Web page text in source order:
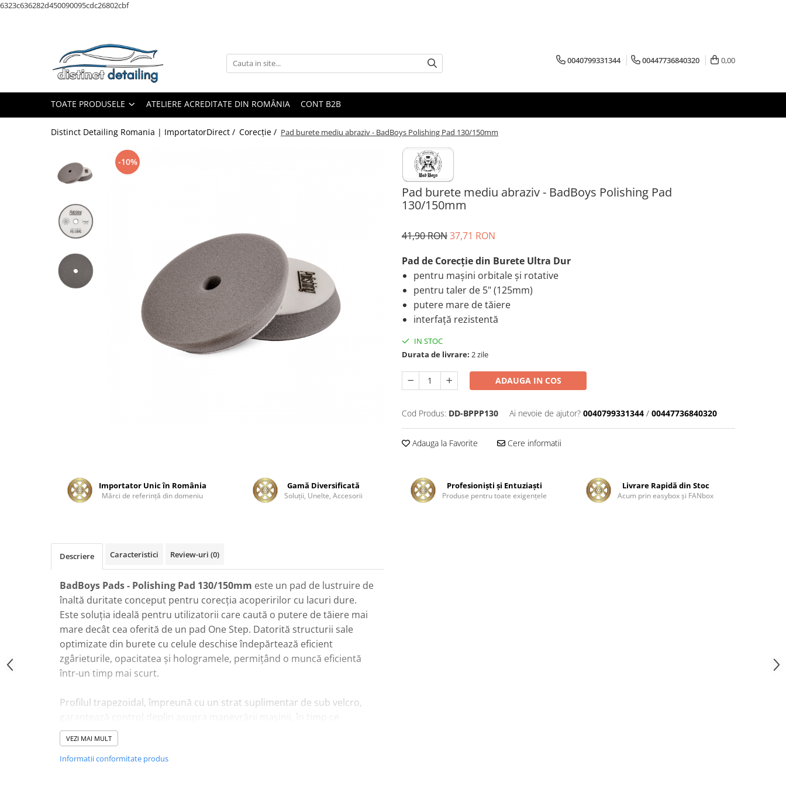
6323c636282d450090095cdc26802cbf
Aparate şi Unelte
Unelte Tornador®
Piese de Schimb Tornador®
Talere şi Piese de Schimb
Pre-Spălare şi Spălare
Decontaminare
Jante şi Anvelope
Compartiment Motor
Sticlă / Geamuri
Tratament Plastice
Recondiţionare Piele
Lavete Microfibră
Aplicatoare Microfibră
0040799331344 00447736840320 0,00
TOATE PRODUSELE ATELIERE ACREDITATE DIN ROMÂNIA CONT B2B
Distinct Detailing Romania | ImportatorDirect / Corecţie / Pad burete mediu abraziv - BadBoys Polishing Pad 130/150mm
Pad burete mediu abraziv - BadBoys Polishing Pad
130/150mm
-10%
41,90 RON37,71 RON
Pad de Corecţie din Burete Ultra Dur
pentru maşini orbitale şi rotative
pentru taler de 5" (125mm)
putere mare de tăiere
interfaţă rezistentă
IN STOC
Durata de livrare: 2 zile
ADAUGA IN COS
Cod Produs: DD-BPPP130 Ai nevoie de ajutor? 0040799331344 / 00447736840320
Adauga la Favorite Cere informatii
Importator Unic în România
Mărci de referinţă din domeniu
Gamă Diversificată
Soluţii, Unelte, Accesorii
Profesionişti şi Entuziaşti
Produse pentru toate exigenţele
Livrare Rapidă din Stoc
Acum prin easybox şi FANbox
Descriere Caracteristici Review-uri (0)
BadBoys Pads - Polishing Pad 130/150mm este un pad de lustruire de
înaltă duritate conceput pentru corecţia acoperirilor cu lacuri dure.
Este soluția ideală pentru utilizatorii care caută o putere de tăiere mai
mare decât cea oferită de un pad One Step. Datorită structurii sale
optimizate din burete cu celule deschise îndepărtează eficient
zgârieturile, opacitatea și hologramele, permițând o muncă eficientă
într-un timp mai scurt.
Profilul trapezoidal, împreună cu un strat suplimentar de sub velcro,
marginea înclinată facilitează accesul în zonele greu accesibile. O gaură
plasată central îmbunătățește și mai mult ventilația talerului suport.
VEZI MAI MULT
Informatii conformitate produs